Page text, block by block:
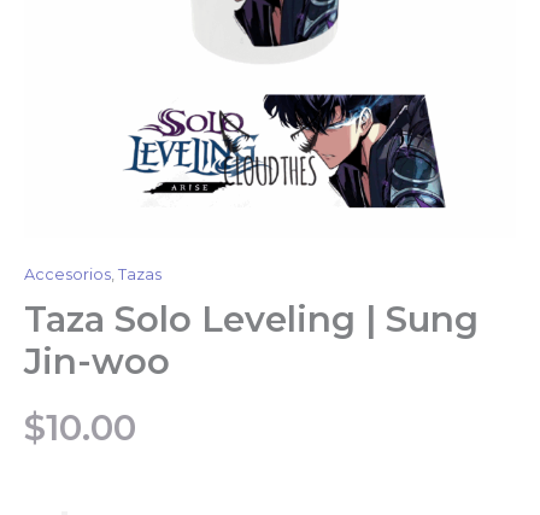
Accesorios, Tazas
Taza Solo Leveling | Sung
Jin-woo
$10.00